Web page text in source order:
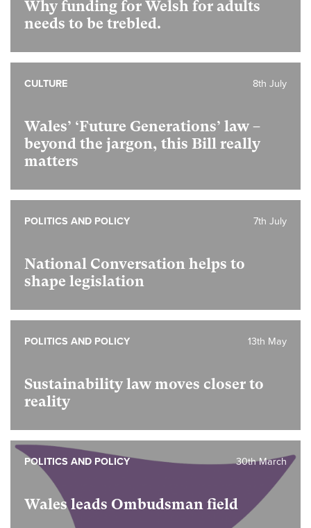
Why funding for Welsh for adults
needs to be trebled.
Wales’ ‘Future Generations’ law –
beyond the jargon, this Bill really
matters
8th July
CULTURE
National Conversation helps to
shape legislation
7th July
POLITICS AND POLICY
Sustainability law moves closer to
reality
13th May
POLITICS AND POLICY
Wales leads Ombudsman field
30th March
POLITICS AND POLICY